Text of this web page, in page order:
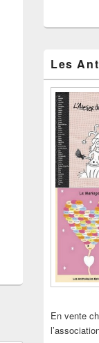
Les
En vente